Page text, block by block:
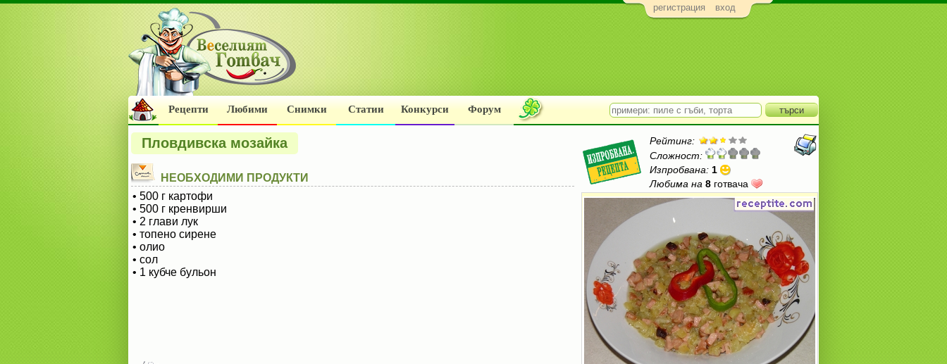
регистрация вход
Рецепти Любими Снимки Статии Конкурси Форум
Пловдивска мозайка
Рейтинг:
Сложност:
Изпробвана: 1
Любима на 8 готвача
НЕОБХОДИМИ ПРОДУКТИ
• 500 г картофи
• 500 г кренвирши
• 2 глави лук
• топено сирене
• олио
• сол
• 1 кубче бульон